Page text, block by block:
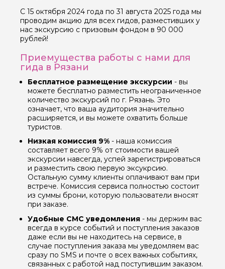
С 15 октября 2024 года по 31 августа 2025 года мы
проводим акцию для всех гидов, разместивших у
нас экскурсию с призовым фондом в 90 000
рублей!
Приемущества работы с нами для
гида в Рязани
Бесплатное размещение экскурсии - вы
можете бесплатно разместить неограниченное
количество экскурсий по г. Рязань. Это
означает, что ваша аудитория значительно
расширяется, и вы можете охватить больше
туристов.
Низкая комиссия 9% - наша комиссия
составляет всего 9% от стоимости вашей
экскурсии навсегда, успей зарегистрироваться
и разместить свою первую эксукрсию.
Остальную сумму клиенты оплачивают вам при
встрече. Комиссия сервиса полностью состоит
из суммы брони, которую пользователи вносят
при заказе.
Удобные СМС уведомления - мы держим вас
всегда в курсе событий и поступления заказов
даже если вы не находитесь на сервисе, в
случае поступления заказа мы уведомляем вас
сразу по SMS и почте о всех важных событиях,
связанных с работой над поступившим заказом.